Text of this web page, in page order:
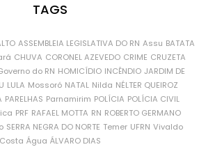
TAGS
ASSEMBLEIA LEGISLATIVA DO RN Assu BATATA
CHUVA CORONEL AZEVEDO CRIME CRUZETA
do RN HOMICÍDIO INCÊNDIO JARDIM DE
LULA Mossoró NATAL Nilda NÉLTER QUEIROZ
PARELHAS Parnamirim POLÍCIA POLÍCIA CIVIL
PRF RAFAEL MOTTA RN ROBERTO GERMANO
SERRA NEGRA DO NORTE Temer UFRN Vivaldo
Costa Água ÁLVARO DIAS